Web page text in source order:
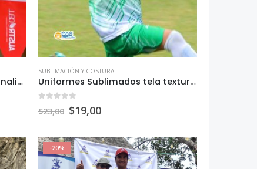
Banderines sublimados personalizados
SUBLIMACIÓN Y COSTURA
Uniformes Sublimados tela texturizada
out of 5
$23,00 $19,00
-20%